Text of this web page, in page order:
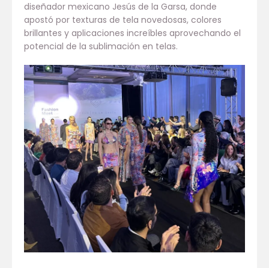
diseñador mexicano Jesús de la Garsa, donde
apostó por texturas de tela novedosas, colores
brillantes y aplicaciones increíbles aprovechando el
potencial de la sublimación en telas.